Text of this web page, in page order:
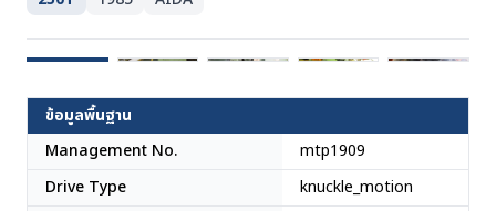
ญี่ปุ่น
ข้อมูลพื้นฐาน
Management No.
mtp1909
Drive Type
knuckle_motion